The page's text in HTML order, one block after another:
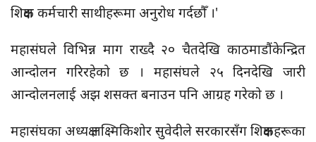
शिक्षक कर्मचारी साथीहरूमा अनुरोध गर्दछौँ ।'
महासंघले विभिन्न माग राख्दै २० चैतदेखि काठमाडौंकेन्द्रित
आन्दोलन गरिरहेको छ । महासंघले २५ दिनदेखि जारी
आन्दोलनलाई अझ शसक्त बनाउन पनि आग्रह गरेको छ ।
महासंघका अध्यक्ष लक्ष्मिकिशोर सुवेदीले सरकारसँग शिक्षकहरूका